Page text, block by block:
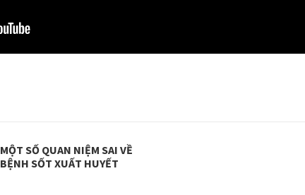
MỘT SỐ QUAN NIỆM SAI VỀ
BỆNH SỐT XUẤT HUYẾT